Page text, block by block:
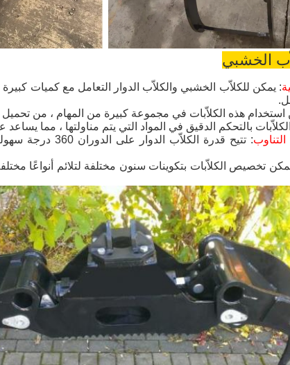
الخشبي
هذه الكلاّبات في مجموعة كبيرة من المهام ، من تحميل
بالتحكم الدقيق في المواد التي يتم مناولتها ، مما